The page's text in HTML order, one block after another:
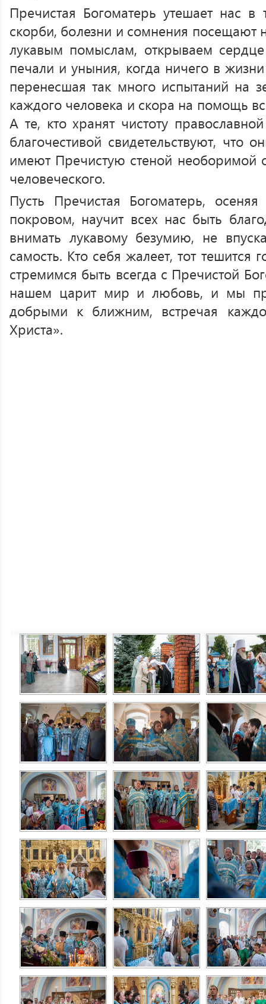
Пречистая Богоматерь утешает нас
скорби, болезни и сомнения посещают
лукавым помыслам, открываем
печали и уныния, когда ничего в
перенесшая так много испытаний на
каждого человека и скора на помощь
А те, кто хранят чистоту
благочестивой свидетельствуют, что
имеют Пречистую стеной необоримой
человеческого.
Пусть Пречистая Богоматерь,
покровом, научит всех нас быть
внимать лукавому безумию, не
самость. Кто себя жалеет, тот
стремимся быть всегда с Пречистой
нашем царит мир и любовь, и мы
добрыми к ближним, встречая
Христа».